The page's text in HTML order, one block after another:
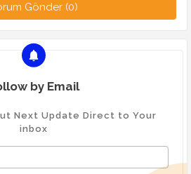
Gönder (0)
by Email
Next Update Direct to Your
inbox